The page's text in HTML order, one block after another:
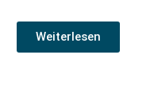
Weiterlesen